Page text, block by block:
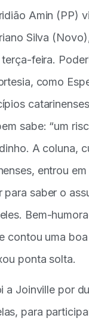
Amin (PP)
Silva
feira.
como
sabe: “um
A coluna,
entrou
para saber o
Bem-
contou uma
ponta solta.
a Joinville por
para